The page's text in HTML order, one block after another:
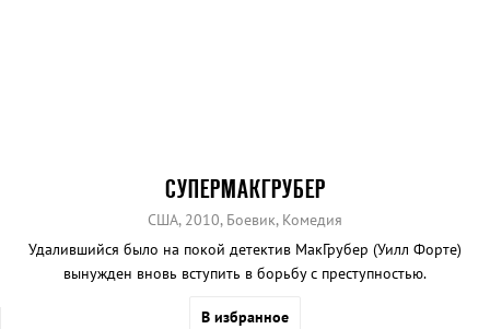
СУПЕРМАКГРУБЕР
США, 2010, Боевик, Комедия
Удалившийся было на покой детектив МакГрубер (Уилл Форте)
вынужден вновь вступить в борьбу с преступностью.
В избранное